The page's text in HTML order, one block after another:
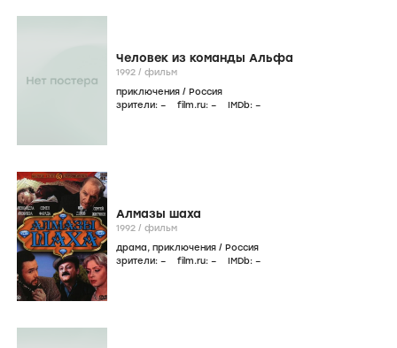
Человек из команды Альфа
1992 / фильм
приключения / Россия
зрители: – film.ru: – IMDb: –
Алмазы шаха
1992 / фильм
драма, приключения / Россия
зрители: – film.ru: – IMDb: –